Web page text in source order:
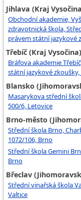
Jihlava (Kraj
Obchodní akademie,
zdravotnická škola,
právem státní jazykové
Třebíč (Kraj Vysočina)
Bráfova akademie
státní jazykové
Blansko
Masarykova střední
500/6, Letovice
Brno-město
Střední škola Brno,
1072/106, Brno
Střední škola Gemini
Brno
Břeclav
Střední vinařská škola
Valtice